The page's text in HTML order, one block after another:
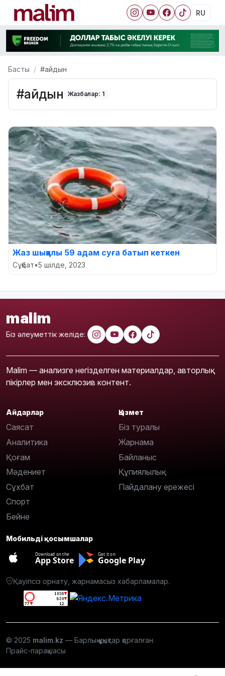
RU
Басты #айдын
#айдын Жазбалар: 1
Жаз шыққалы 59 адам суға батып кеткен
Сұқбат•5 шілде, 2023
malim
Біз әлеуметтік желіде:
Malim — анализге негізделген материалдар, авторлық
пікірлер мен эксклюзив контент.
Айдарлар
Саясат
Аналитика
Қоғам
Мәдениет
Сұхбат
Спорт
Бейне
Қызмет
Біз туралы
Жарнама
Байланыс
Құпиялылық
Пайдалану ережесі
Мобильді қосымшалар
Download on the
App Store
Get it on
Google Play
Қауіпсіз орнату, жарнамасыз хабарламалар.
© 2025 malim.kz — Барлық құқықтар қорғалған.
Прайс-парақшасы